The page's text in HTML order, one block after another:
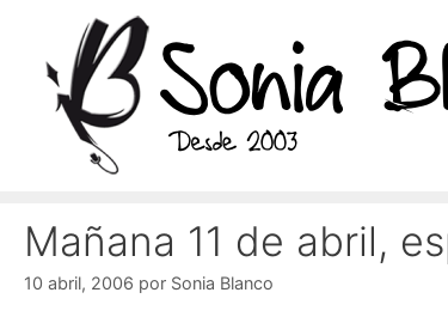
contenido
Mañana 11 de abril,
10 abril, 2006 por Sonia Blanco